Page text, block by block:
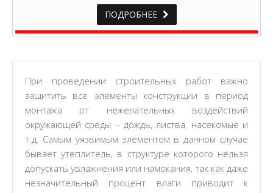
ПОДРОБНЕЕ
При проведении строительных работ важно
защитить все элементы конструкции в период
монтажа от нежелательных воздействий
окружающей среды – дождь, листва, насекомые и
т.д. Самым уязвимым элементом в данном случае
бывает утеплитель, в структуре которого нельзя
допускать увлажнения или намокания, так как даже
незначительный процент влаги приводит к